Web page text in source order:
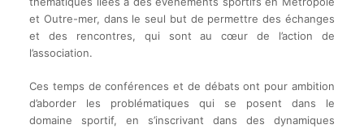
et Outre-mer, dans le seul but de permettre des échanges
et des rencontres, qui sont au cœur de l’action de
l’association.
Ces temps de conférences et de débats ont pour ambition
d’aborder les problématiques qui se posent dans le
domaine sportif, en s’inscrivant dans des dynamiques